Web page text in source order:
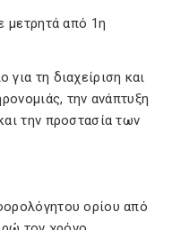
μετρητά από 1η
τη διαχείριση και
την ανάπτυξη
την προστασία των
ορίου από